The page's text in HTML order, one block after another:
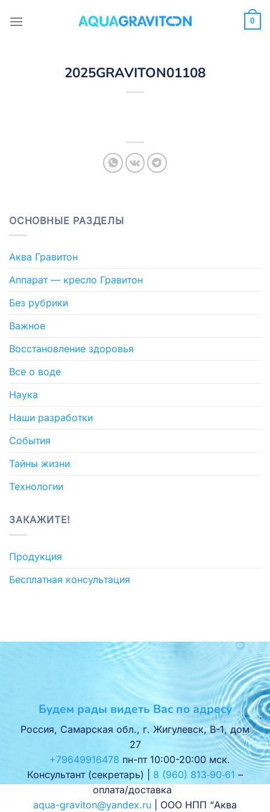
0
2025GRAVITON01108
ОСНОВНЫЕ РАЗДЕЛЫ
Аква Гравитон
Аппарат — кресло Гравитон
Без рубрики
Важное
Восстановление здоровья
Все о воде
Наука
Наши разработки
События
Тайны жизни
Технологии
ЗАКАЖИТЕ!
Продукция
Бесплатная консультация
Будем рады видеть Вас по адресу
Россия, Самарская обл., г. Жигулевск, В-1, дом
27
+79649916478 пн-пт 10:00-20:00 мск.
Консультант (секретарь) | 8 (960) 813‑90‑61 –
оплата/доставка
aqua-graviton@yandex.ru | ООО НПП “Аква